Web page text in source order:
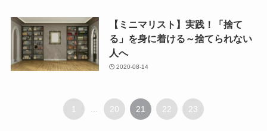
【ミニマリスト】実践！「捨て
る」を身に着ける～捨てられない
人へ
2020-08-14
1 ... 20 21 22 23